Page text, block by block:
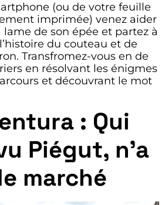
(ou de votre feuille
imprimée) venez aider
lame de son épée et partez à
du couteau et de
Transfromez-vous en de
en résolvant les énigmes
et découvrant le mot
: Qui
Piégut, n’a
marché